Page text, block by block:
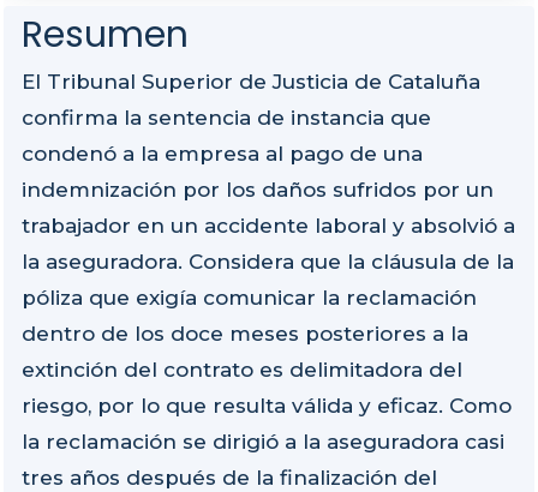
Resumen
El Tribunal Superior de Justicia de Cataluña
confirma la sentencia de instancia que
condenó a la empresa al pago de una
indemnización por los daños sufridos por un
trabajador en un accidente laboral y absolvió a
la aseguradora. Considera que la cláusula de la
póliza que exigía comunicar la reclamación
dentro de los doce meses posteriores a la
extinción del contrato es delimitadora del
riesgo, por lo que resulta válida y eficaz. Como
la reclamación se dirigió a la aseguradora casi
tres años después de la finalización del